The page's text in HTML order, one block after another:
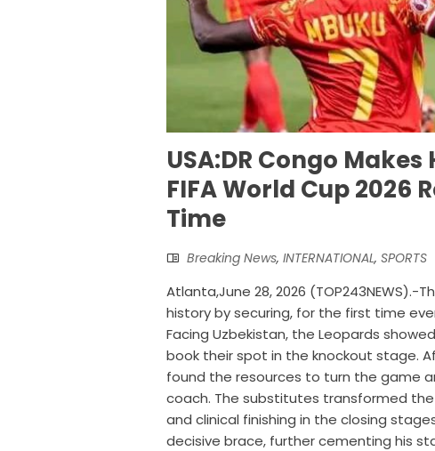
USA:DR Congo
FIFA World Cup 2026
Time
Breaking News, INTERNATIONAL, SPORTS
Atlanta,June 28, 2026
history by securing, for the first time
Facing Uzbekistan, the Leopards
book their spot in the knockout stage.
found the resources to turn the game
coach. The substitutes transformed
and clinical finishing in the closing
decisive brace, further cementing his